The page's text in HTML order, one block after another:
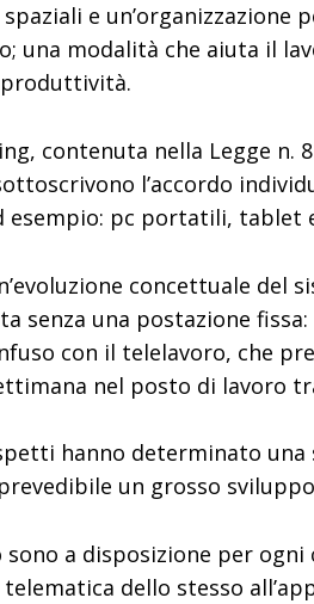
spaziali e
una modalità che aiuta il
contenuta nella Legge n.
l’accordo
esempio: pc portatili, tablet
concettuale
senza una postazione
con il telelavoro, che
nel posto di lavoro
hanno determinato
un grosso
a disposizione per
dello stesso